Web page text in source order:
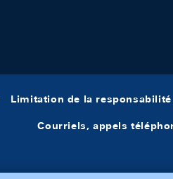
Limitation de la responsabilité
Courriels, appels